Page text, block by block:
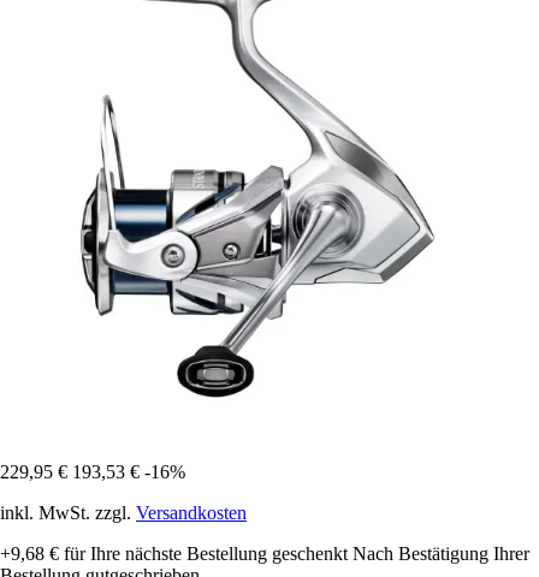
229,95 € 193,53 € -16%
inkl. MwSt. zzgl. Versandkosten
+9,68 € für Ihre nächste Bestellung geschenkt Nach Bestätigung Ihrer